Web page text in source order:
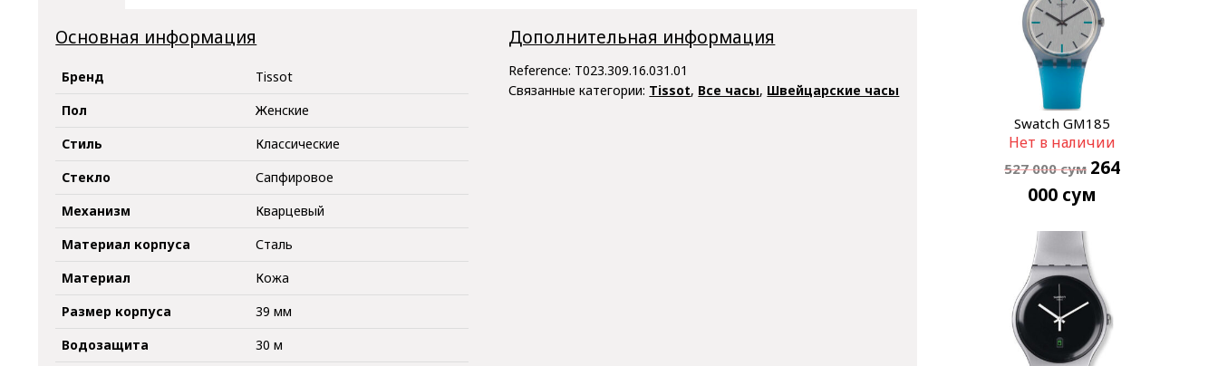
Основная информация
Бренд
Tissot
Пол
Женские
Стиль
Классические
Стекло
Сапфировое
Механизм
Кварцевый
Материал корпуса
Сталь
Материал
Кожа
Размер корпуса
39 мм
Водозащита
30 м
Дополнительная информация
Reference: T023.309.16.031.01
Связанные категории: Tissot, Все часы, Швейцарские часы
Swatch GM185
Нет в наличии
527 000сум 264
000 сум